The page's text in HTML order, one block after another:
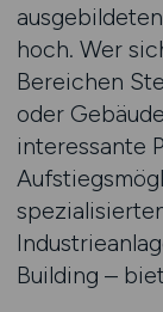
hoch. Wer
Bereichen
oder
interessante
Building –